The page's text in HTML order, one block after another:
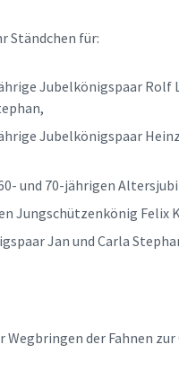
Ständchen für:
Jubelkönigspaar Rolf
Jubelkönigspaar
und 70-jährigen
Jungschützenkönig Felix
Jan und Carla
Wegbringen der Fahnen